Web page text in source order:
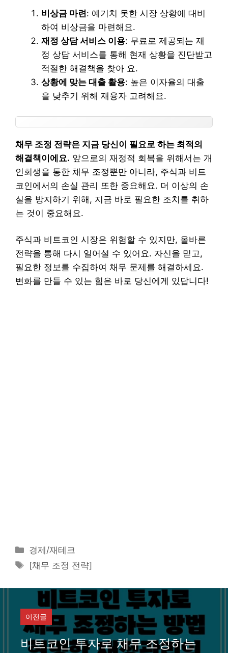
비상금 마련: 예기치 못한 시장 상황에 대비
하여 비상금을 마련해요.
재정 상담 서비스 이용: 무료로 제공되는 재
정 상담 서비스를 통해 현재 상황을 진단받고
적절한 해결책을 찾아 요.
상황에 맞는 대출 활용: 높은 이자율의 대출
을 낮추기 위해 재융자 고려해요.
채무 조정 전략은 지금 당신이 필요로 하는 최적의
해결책이에요. 앞으로의 재정적 회복을 위해서는 개
인회생을 통한 채무 조정뿐만 아니라, 주식과 비트
코인에서의 손실 관리 또한 중요해요. 더 이상의 손
실을 방지하기 위해, 지금 바로 필요한 조치를 취하
는 것이 중요해요.
주식과 비트코인 시장은 위험할 수 있지만, 올바른
전략을 통해 다시 일어설 수 있어요. 자신을 믿고,
필요한 정보를 수집하여 채무 문제를 해결하세요.
변화를 만들 수 있는 힘은 바로 당신에게 있답니다!
카
테
리
경제/재테크
태
[채무 조정 전략]
이전글
비트코인 투자로 채무 조정하는